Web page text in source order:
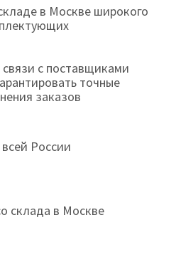
в Москве широкого
с поставщиками
точные
заказов
России
склада в Москве